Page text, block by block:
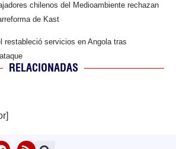
chilenos del Medioambiente rechazan
de Kast
restableció servicios en Angola tras
RELACIONADAS